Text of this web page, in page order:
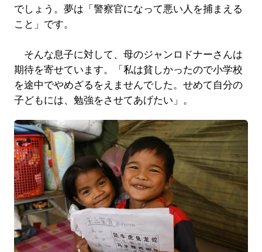
でしょう。夢は「警察官になって悪い人を捕まえる
こと」です。
そんな息子に対して、母のジャンロドナーさんは
期待を寄せています。「私は貧しかったので小学校
を途中でやめざるをえませんでした。せめて自分の
子どもには、勉強をさせてあげたい」。